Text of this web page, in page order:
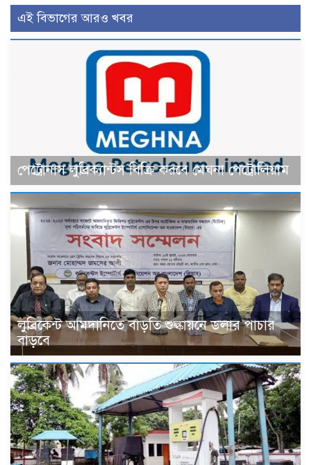
এই বিভাগের আরও খবর
পেট্রোনাস লুব্রিক্যান্টস বিক্রি করবে মেঘনা পেট্রোলিয়াম
লুব্রিকেন্ট আমদানিতে বাড়তি শুল্কায়নে ডলার পাচার
বাড়বে